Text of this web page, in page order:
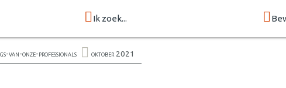
Ik zoek...
van-onze-professionals oktober 2021